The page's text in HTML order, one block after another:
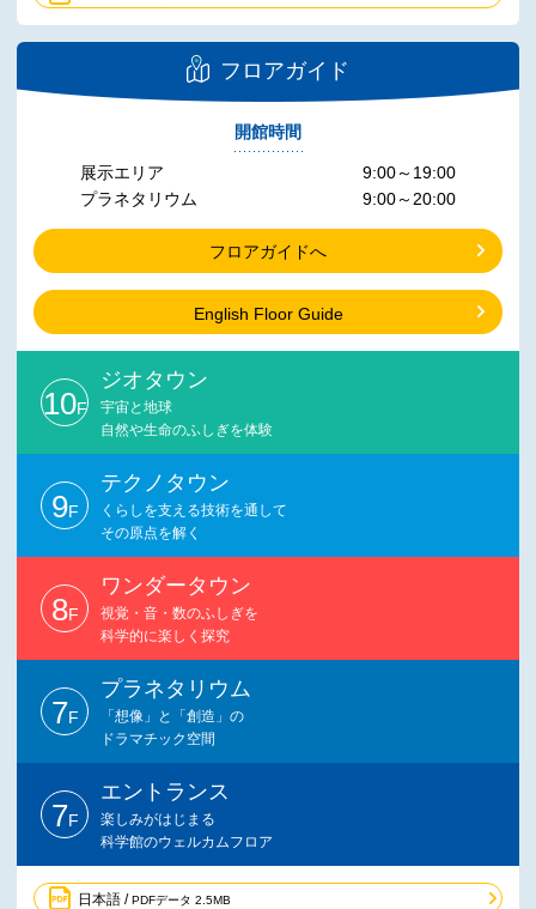
フロアガイド
開館時間
展示エリア
プラネタリウム
9:00～19:00
9:00～20:00
フロアガイドへ
English Floor Guide
10F
ジオタウン
宇宙と地球
自然や生命のふしぎを体験
9F
テクノタウン
くらしを支える技術を通して
その原点を解く
8F
ワンダータウン
視覚・音・数のふしぎを
科学的に楽しく探究
7F
プラネタリウム
「想像」と「創造」の
ドラマチック空間
7F
エントランス
楽しみがはじまる
科学館のウェルカムフロア
日本語 /PDFデータ 2.5MB